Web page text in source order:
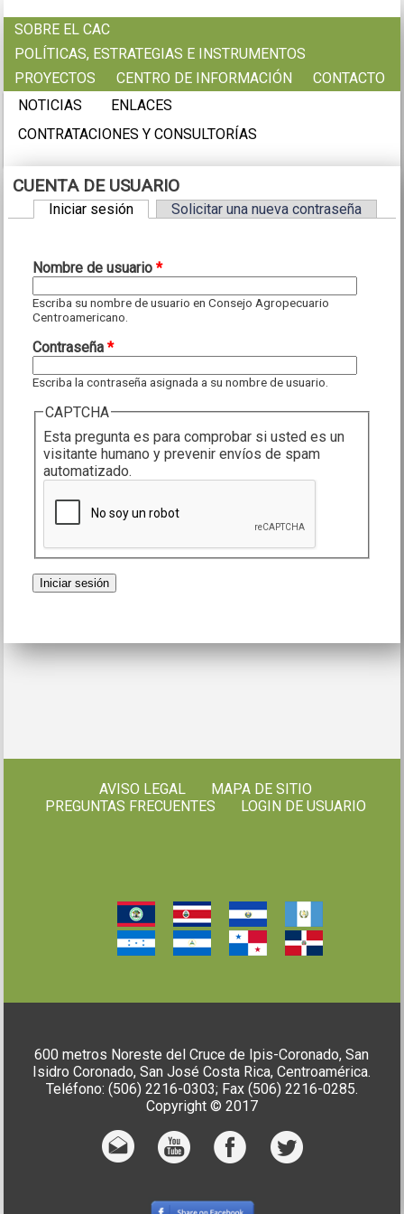
SOBRE EL CAC
POLÍTICAS, ESTRATEGIAS E INSTRUMENTOS
PROYECTOS
CENTRO DE INFORMACIÓN
CONTACTO
NOTICIAS
ENLACES
CONTRATACIONES Y CONSULTORÍAS
CUENTA DE USUARIO
Iniciar sesión (solapa activa)
Solicitar una nueva contraseña
Nombre de usuario*
Escriba su nombre de usuario en Consejo Agropecuario
Centroamericano.
Contraseña*
Escriba la contraseña asignada a su nombre de usuario.
CAPTCHA
Esta pregunta es para comprobar si usted es un
visitante humano y prevenir envíos de spam
automatizado.
AVISO LEGAL
MAPA DE SITIO
PREGUNTAS FRECUENTES
LOGIN DE USUARIO
600 metros Noreste del Cruce de Ipis-Coronado, San
Isidro Coronado, San José Costa Rica, Centroamérica.
Teléfono: (506) 2216-0303; Fax (506) 2216-0285.
Copyright © 2017